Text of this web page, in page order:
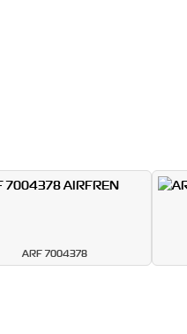
ARF 7004378